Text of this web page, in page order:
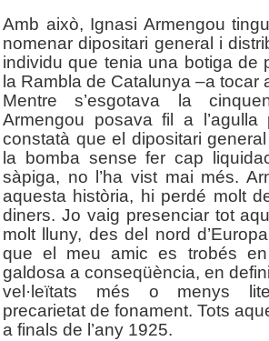
Amb això, Ignasi Armengou
nomenar dipositari general i
individu que tenia una botiga de
la Rambla de Catalunya –a tocar
Mentre s’esgotava la
Armengou posava fil a
constatà que el dipositari
la bomba sense fer cap
sàpiga, no l’ha vist mai més.
aquesta història, hi perdé molt
diners. Jo vaig presenciar tot
molt lluny, des del nord
que el meu amic es trobés
galdosa a conseqüència, en
vel·leïtats més o menys
precarietat de fonament. Tots
a finals de l’any 1925.